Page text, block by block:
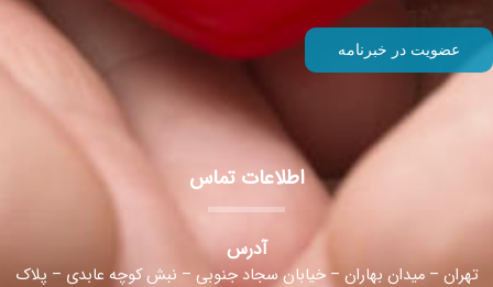
اطلاعات تماس
آدرس
تهران – میدان بهاران – خیابان سجاد جنوبی – نبش کوچه عابدی – پلاک